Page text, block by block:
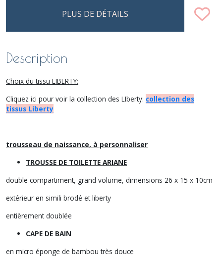
PLUS DE DÉTAILS
Description
Choix du tissu LIBERTY:
Cliquez ici pour voir la collection des LIberty: collection des
tissus Liberty
trousseau de naissance, à personnaliser
TROUSSE DE TOILETTE ARIANE
double compartiment, grand volume, dimensions 26 x 15 x 10cm
extérieur en simili brodé et liberty
entièrement doublée
CAPE DE BAIN
en micro éponge de bambou très douce